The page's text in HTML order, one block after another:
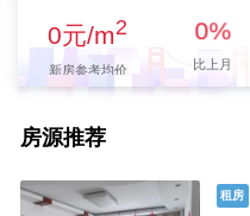
【朱婷婷】发布了
【管新振】发布了
0元/m2
新房参考均价
0%
比上月
房源推荐
租房